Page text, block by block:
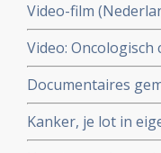
Video-film
genezing van
Video:
patient in keuze
Documentaires
zien via You Tube.
Kanker, je lot in
die omgaan met